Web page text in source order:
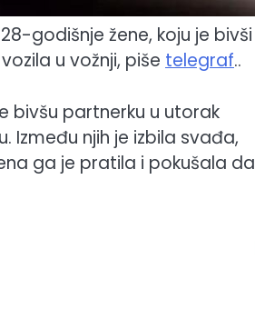
godišnje žene, koju je bivši
u vožnji, piše telegraf..
bivšu partnerku u utorak
Između njih je izbila svađa,
ga je pratila i pokušala da